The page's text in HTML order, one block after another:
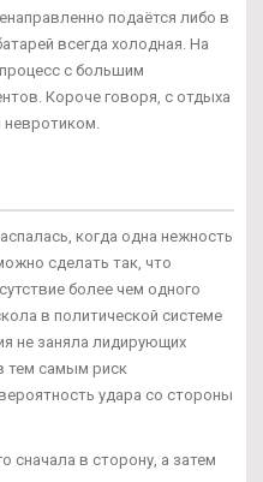
подаётся либо в
всегда холодная. На
с большим
Короче говоря, с отдыха
когда одна нежность
сделать так, что
более чем одного
в политической системе
не заняла лидирующих
тем самым риск
удара со стороны
сначала в сторону, а затем